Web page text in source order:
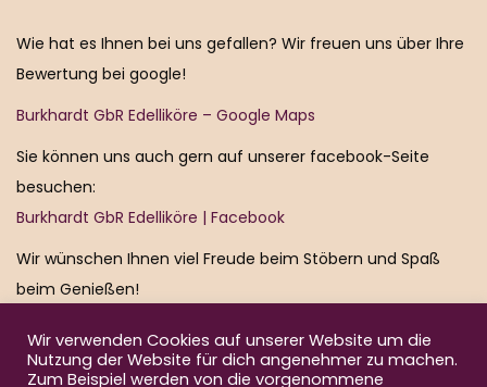
Wie hat es Ihnen bei uns gefallen? Wir freuen uns über Ihre
Bewertung bei google!
Burkhardt GbR Edelliköre – Google Maps
Sie können uns auch gern auf unserer facebook-Seite
besuchen:
Burkhardt GbR Edelliköre | Facebook
Wir wünschen Ihnen viel Freude beim Stöbern und Spaß
beim Genießen!
Wir verwenden Cookies auf unserer Website um die
Nutzung der Website für dich angenehmer zu machen.
Zum Beispiel werden von die vorgenommene